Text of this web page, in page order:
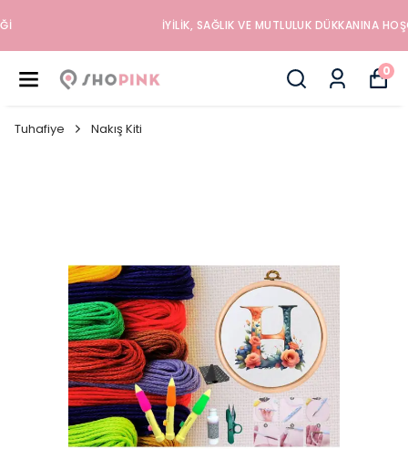
İYILIK, SAĞLIK VE MUTLULUK DÜKKANINA HOŞGELDINIZ
0
Tuhafiye Nakış Kiti